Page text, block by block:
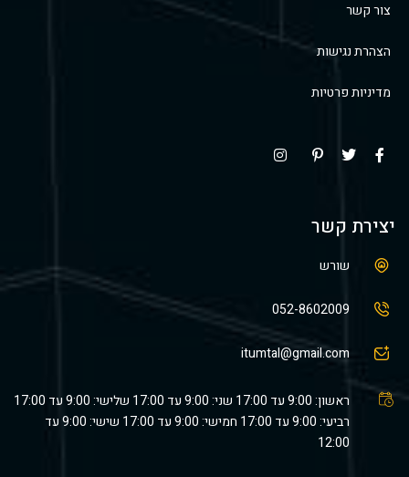
צור קשר
הצהרת נגישות
מדיניות פרטיות
יצירת קשר
שורש
052-8602009
itumtal@gmail.com
ראשון: 9:00 עד 17:00 שני: 9:00 עד 17:00 שלישי: 9:00 עד 17:00
רביעי: 9:00 עד 17:00 חמישי: 9:00 עד 17:00 שישי: 9:00 עד
12:00